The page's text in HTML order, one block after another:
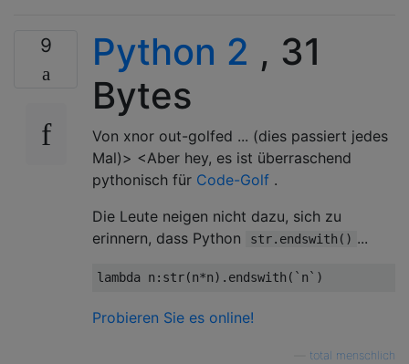
9 Python 2 , 31
Bytes
Von xnor out-golfed ... (dies passiert jedes
Mal)> <Aber hey, es ist überraschend
pythonisch für Code-Golf .
Die Leute neigen nicht dazu, sich zu
erinnern, dass Python
str.endswith() ...
lambda n : str(n*n). endswith (` n `)
Probieren Sie es online!
total menschlich